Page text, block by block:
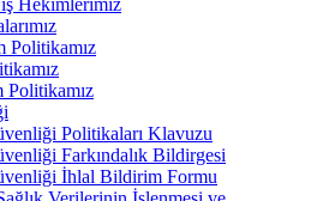
Politikamız
Politikamız
Politikaları Klavuzu
Farkındalık Bildirgesi
İhlal Bildirim Formu